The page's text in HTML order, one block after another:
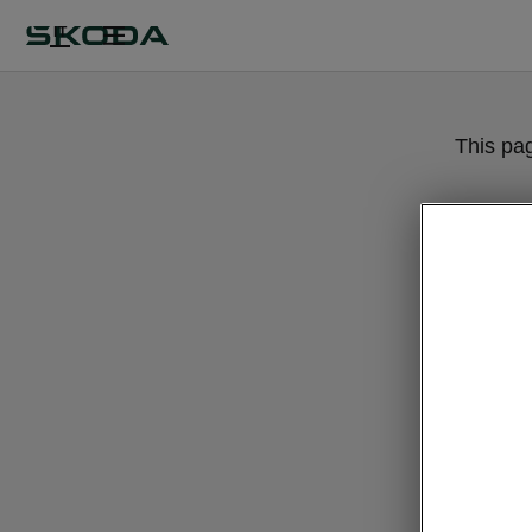
IT
This